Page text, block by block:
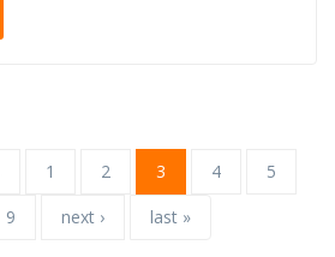
1 2 3 4
5
9 next › last »